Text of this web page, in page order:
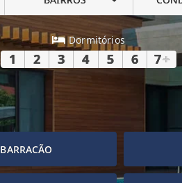
Dormitórios
1 2 3 4 5 6 7+
BARRACÃO